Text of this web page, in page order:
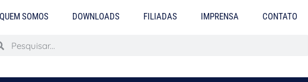
QUEM SOMOS DOWNLOADS FILIADAS IMPRENSA CONTATO